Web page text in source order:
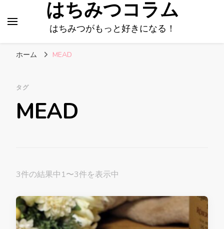
はちみつコラム
はちみつがもっと好きになる！
ホーム MEAD
タグ
MEAD
3件の結果中1〜3件を表示中